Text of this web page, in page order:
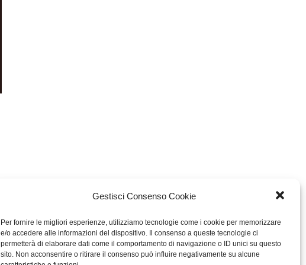
Gestisci Consenso Cookie
Per fornire le migliori esperienze, utilizziamo tecnologie come i cookie per memorizzare
e/o accedere alle informazioni del dispositivo. Il consenso a queste tecnologie ci
permetterà di elaborare dati come il comportamento di navigazione o ID unici su questo
sito. Non acconsentire o ritirare il consenso può influire negativamente su alcune